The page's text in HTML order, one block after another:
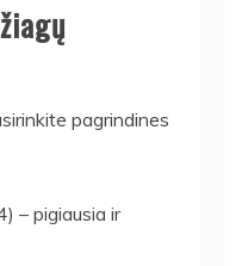
pagrindines
– pigiausia ir